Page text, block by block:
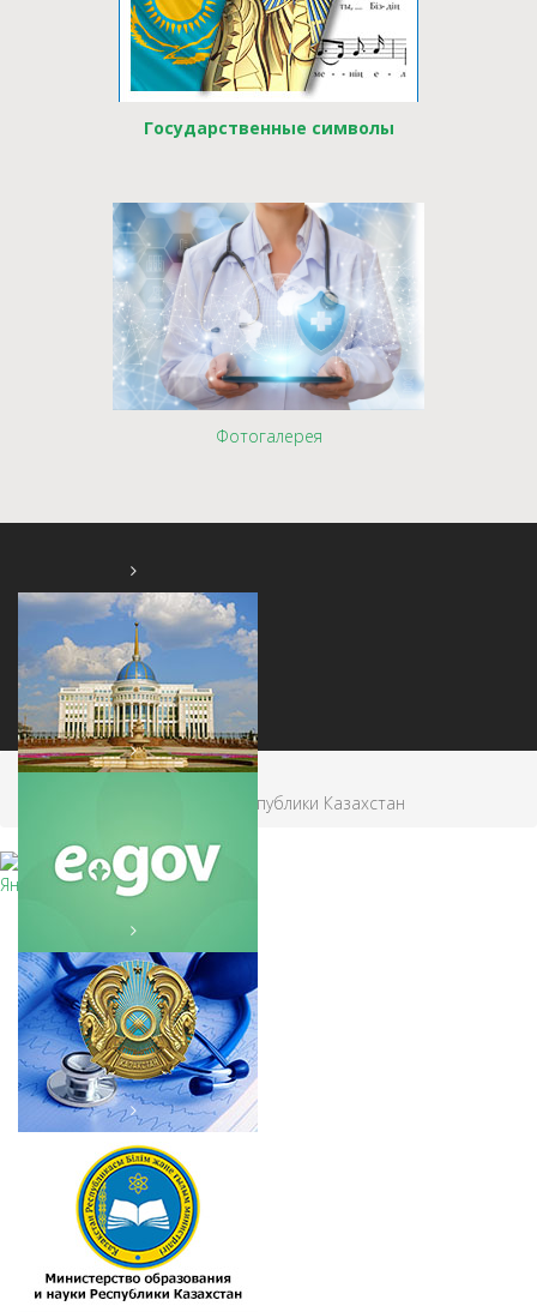
Государственные символы
Фотогалерея
Министерство
здравоохранения РК
Главная
Uncategorised
Государственный флаг Республики Казахстан